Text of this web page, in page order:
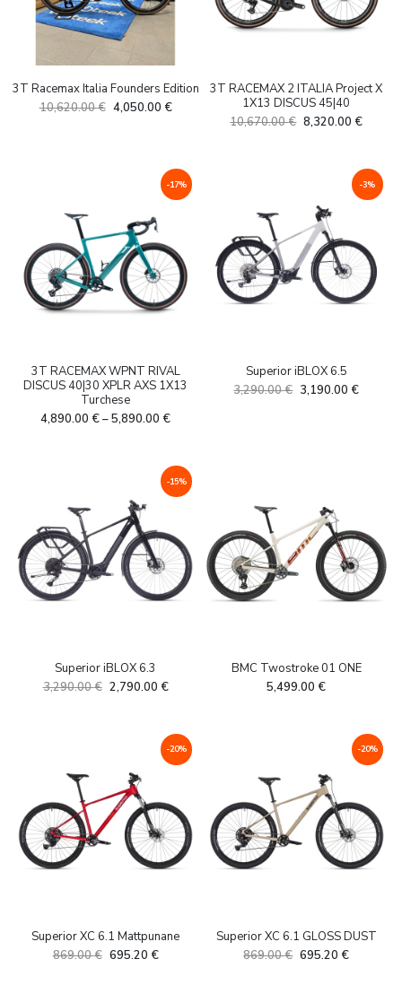
Woom(8)
51(21)
(21)
Näita veel
Toote sihtrühm
39
-
46(1)
47(6)
50(2)
52(2)
Näita veel
Toote värv
Ambra(2)
Azzurro(1)
beez
3T Racemax Italia Founders Edition
10,620.00€ Algne
10,620.00 €.
4,050.00 €Current
4,050.00 €.
3T RACEMAX 2 ITALIA Project X
1X13 DISCUS 45|40
10,670.00€ Algne
10,670.00 €.
8,320.00 €
-17%
3T RACEMAX WPNT RIVAL
DISCUS 40|30 XPLR AXS 1X13
Turchese
4,890.00 €–5,890.00 €
-3%
Superior iBLOX 6.5
3,290.00€ Algne
3,190.00 €Current
-15%
Superior iBLOX 6.3
3,290.00€ Algne
3,290.00 €.
2,790.00 €Current
2,790.00 €.
BMC Twostroke 01 ONE
5,499.00 €
-20%
Superior XC 6.1 Mattpunane
869.00€ 695.20 €
-20%
Superior XC 6.1 GLOSS DUST
869.00€ 695.20 €